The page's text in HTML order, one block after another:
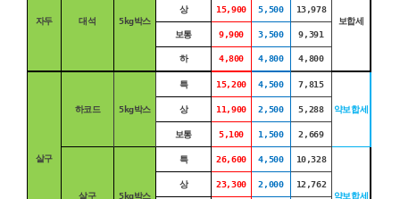
자두 대석 5kg박스 보합세
상 15,900 5,500 13,978
보통 9,900 3,500 9,391
하 4,800 4,800 4,800
살구
하코드 5kg박스
특 15,200 4,500 7,815
약보합세
상 11,900 2,500 5,288
보통 5,100 1,500 2,669
살구 5kg박스
특 26,600 4,500 10,328
약보합세
상 23,300 2,000 12,762